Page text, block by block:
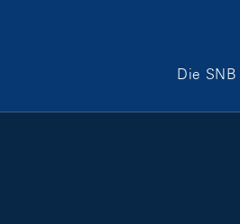
Die SNB